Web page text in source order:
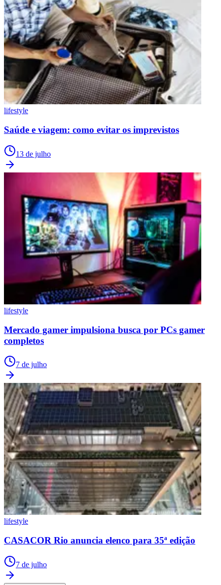
lifestyle
Saúde e viagem: como evitar os imprevistos
13 de julho
lifestyle
Mercado gamer impulsiona busca por PCs gamer
completos
7 de julho
lifestyle
CASACOR Rio anuncia elenco para 35ª edição
7 de julho